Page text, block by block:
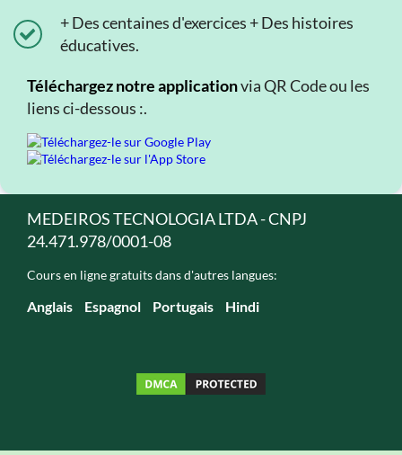
+ Des centaines d'exercices + Des histoires
éducatives.
Téléchargez notre applicationvia QR Code ou les
liens ci-dessous :.
MEDEIROS TECNOLOGIA LTDA - CNPJ
24.471.978/0001-08
Cours en ligne gratuits dans d'autres langues:
Anglais Espagnol Portugais Hindi